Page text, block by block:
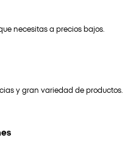
necesitas a precios bajos.
y gran variedad de productos.